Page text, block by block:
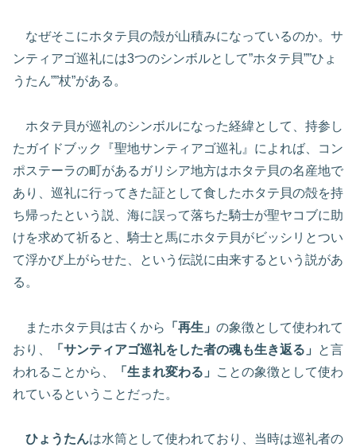
なぜそこにホタテ貝の殻が山積みになっているのか。サ
ンティアゴ巡礼には3つのシンボルとして”ホタテ貝””ひょ
うたん””杖”がある。
ホタテ貝が巡礼のシンボルになった経緯として、持参し
たガイドブック『聖地サンティアゴ巡礼』によれば、コン
ポステーラの町があるガリシア地方はホタテ貝の名産地で
あり、巡礼に行ってきた証として食したホタテ貝の殻を持
ち帰ったという説、海に誤って落ちた騎士が聖ヤコブに助
けを求めて祈ると、騎士と馬にホタテ貝がビッシリとつい
て浮かび上がらせた、という伝説に由来するという説があ
る。
またホタテ貝は古くから 「再生」 の象徴として使われて
おり、
「サンティアゴ巡礼をした者の魂も生き返る」
と言
われることから、
「生まれ変わる」
ことの象徴として使わ
れているということだった。
ひょうたんは水筒として使われており、当時は巡礼者の